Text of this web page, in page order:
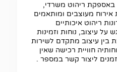
באספקת ריהוט משרדי,
אירוח מעוצבים ומותאמים
ריהוט איכותיים
עיצוב, נוחות וזמינות
בין עיצוב מתקדם לשירות
חוויית רכישה שאין
ליצור קשר במספר .